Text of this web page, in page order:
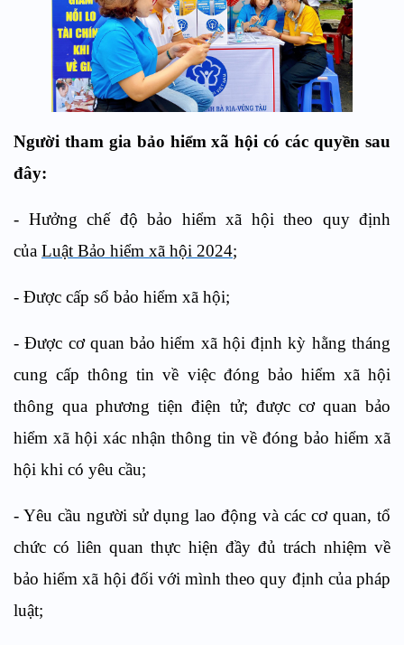
Người tham gia bảo hiểm xã hội có các quyền sau
đây:
- Hưởng chế độ bảo hiểm xã hội theo quy định
của Luật Bảo hiểm xã hội 2024;
- Được cấp sổ bảo hiểm xã hội;
- Được cơ quan bảo hiểm xã hội định kỳ hằng tháng
cung cấp thông tin về việc đóng bảo hiểm xã hội
thông qua phương tiện điện tử; được cơ quan bảo
hiểm xã hội xác nhận thông tin về đóng bảo hiểm xã
hội khi có yêu cầu;
- Yêu cầu người sử dụng lao động và các cơ quan, tổ
chức có liên quan thực hiện đầy đủ trách nhiệm về
bảo hiểm xã hội đối với mình theo quy định của pháp
luật;